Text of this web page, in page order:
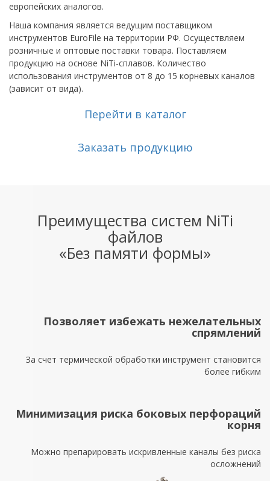
европейских аналогов.
Наша компания является ведущим поставщиком
инструментов EuroFile на территории РФ. Осуществляем
розничные и оптовые поставки товара. Поставляем
продукцию на основе NiTi-сплавов. Количество
использования инструментов от 8 до 15 корневых каналов
(зависит от вида).
Перейти в каталог
Заказать продукцию
Преимущества систем NiTi
файлов
«Без памяти формы»
Позволяет избежать нежелательных
спрямлений
За счет термической обработки инструмент становится
более гибким
Минимизация риска боковых перфораций
корня
Можно препарировать искривленные каналы без риска
осложнений